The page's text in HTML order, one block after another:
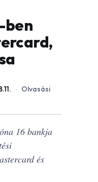
ben
· Olvasási
16 bankja
és